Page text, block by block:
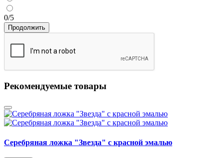
0/5
Продолжить
Рекомендуемые товары
Серебряная ложка "Звезда" с красной эмалью